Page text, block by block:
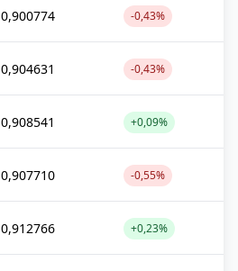
0,900774 -0,43%
0,904631 -0,43%
0,908541 +0,09%
0,907710 -0,55%
0,912766 +0,23%